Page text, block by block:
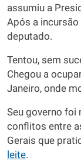
assumiu a
Após a
deputado.
Tentou, sem
Chegou a
Janeiro, onde
Seu governo foi
conflitos entre
Gerais que
leite.